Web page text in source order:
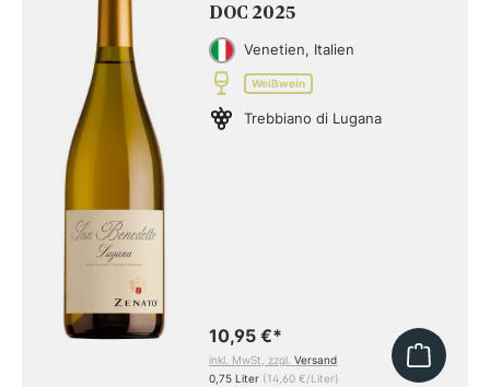
DOC 2025
Venetien, Italien
Weißwein
Trebbiano di Lugana
10,95 €*
inkl. MwSt, zzgl.Versand
0,75 Liter (14,60 €/Liter)